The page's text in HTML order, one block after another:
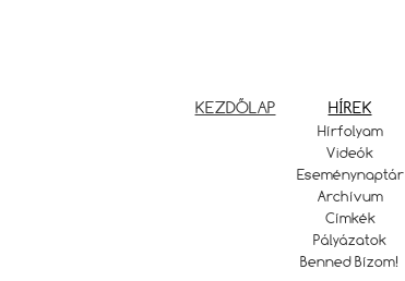
KEZDŐLAP HÍREK
Hírfolyam
Videók
Eseménynaptár
Archívum
Címkék
Pályázatok
Benned Bízom!